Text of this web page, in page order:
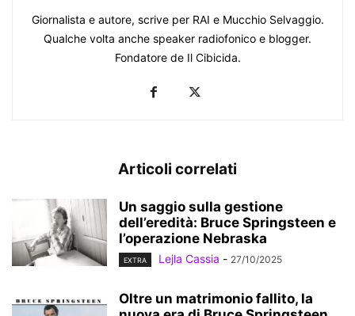
Giornalista e autore, scrive per RAI e Mucchio Selvaggio.
Qualche volta anche speaker radiofonico e blogger.
Fondatore de Il Cibicida.
Articoli correlati
Un saggio sulla gestione
dell’eredità: Bruce Springsteen e
l’operazione Nebraska
EXTRA Lejla Cassia - 27/10/2025
Oltre un matrimonio fallito, la